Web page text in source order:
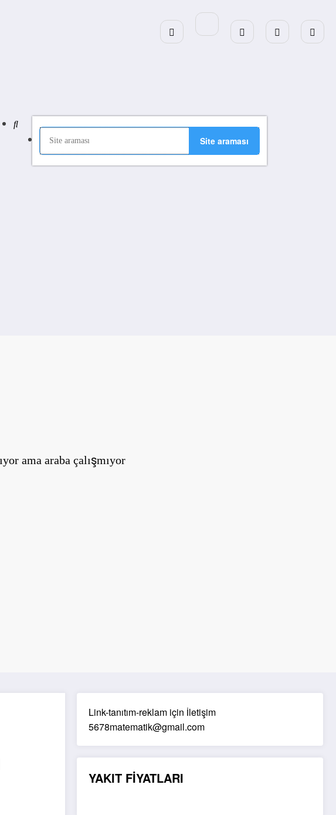
ama araba çalışmıyor
Link-tanıtım-reklam için İletişim
5678matematik@gmail.com
YAKIT FİYATLARI